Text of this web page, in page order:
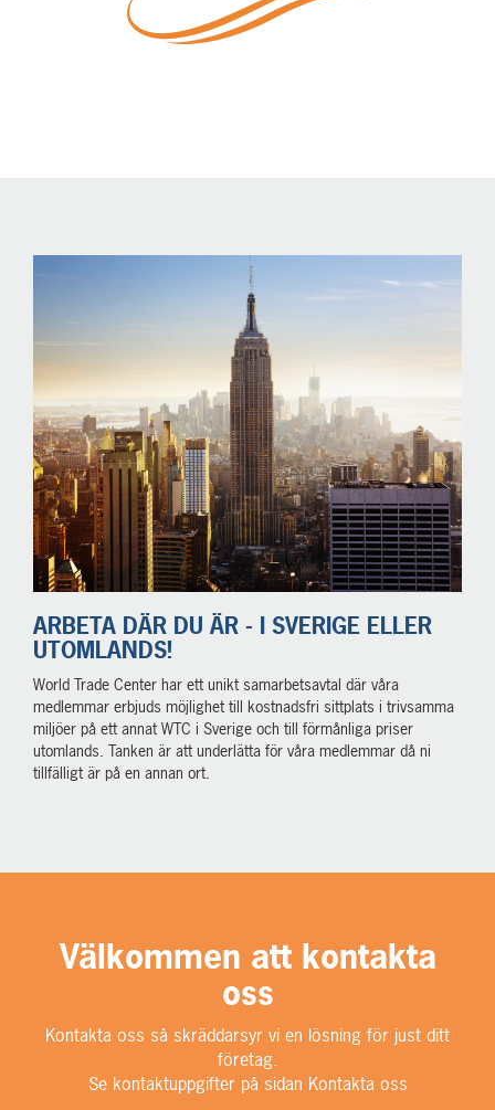
ARBETA DÄR DU ÄR - I SVERIGE ELLER
UTOMLANDS!
World Trade Center har ett unikt samarbetsavtal där våra
medlemmar erbjuds möjlighet till kostnadsfri sittplats i trivsamma
miljöer på ett annat WTC i Sverige och till förmånliga priser
utomlands. Tanken är att underlätta för våra medlemmar då ni
tillfälligt är på en annan ort.
Välkommen att kontakta
oss
Kontakta oss så skräddarsyr vi en lösning för just ditt
företag.
Se kontaktuppgifter på sidan Kontakta oss